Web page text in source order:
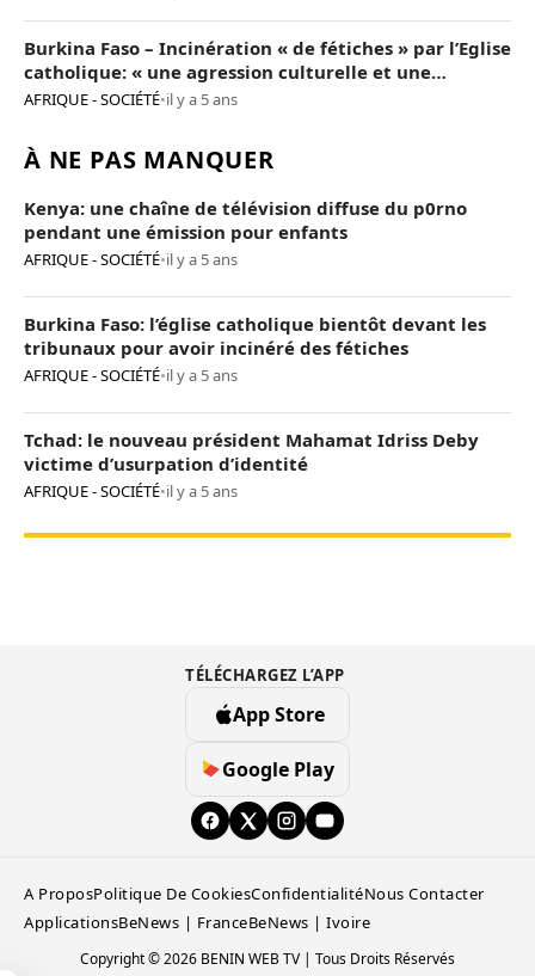
Burkina Faso – Incinération « de fétiches » par l’Eglise
catholique: « une agression culturelle et une
provocation de trop »
AFRIQUE - SOCIÉTÉ•il y a 5 ans
À NE PAS MANQUER
Kenya: une chaîne de télévision diffuse du p0rno
pendant une émission pour enfants
AFRIQUE - SOCIÉTÉ•il y a 5 ans
Burkina Faso: l’église catholique bientôt devant les
tribunaux pour avoir incinéré des fétiches
AFRIQUE - SOCIÉTÉ•il y a 5 ans
Tchad: le nouveau président Mahamat Idriss Deby
victime d’usurpation d’identité
AFRIQUE - SOCIÉTÉ•il y a 5 ans
TÉLÉCHARGEZ L’APP
App Store
Google Play
A ProposPolitique De CookiesConfidentialitéNous Contacter
ApplicationsBeNews | FranceBeNews | Ivoire
Copyright © 2026 BENIN WEB TV | Tous Droits Réservés